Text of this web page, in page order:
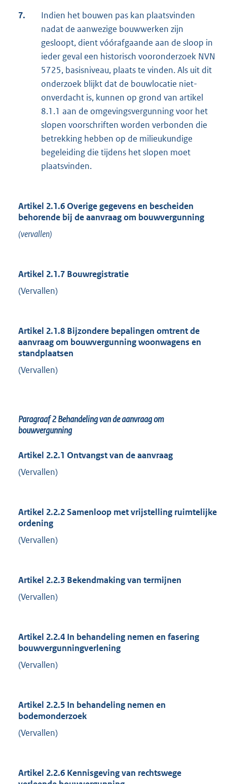
7.
Indien het bouwen pas kan plaatsvinden
nadat de aanwezige bouwwerken zijn
gesloopt, dient vóórafgaande aan de sloop in
ieder geval een historisch vooronderzoek NVN
5725, basisniveau, plaats te vinden. Als uit dit
onderzoek blijkt dat de bouwlocatie niet-
onverdacht is, kunnen op grond van artikel
8.1.1 aan de omgevingsvergunning voor het
slopen voorschriften worden verbonden die
betrekking hebben op de milieukundige
begeleiding die tijdens het slopen moet
plaatsvinden.
Artikel 2.1.6 Overige gegevens en bescheiden
behorende bij de aanvraag om bouwvergunning
(vervallen)
Artikel 2.1.7 Bouwregistratie
(Vervallen)
Artikel 2.1.8 Bijzondere bepalingen omtrent de
aanvraag om bouwvergunning woonwagens en
standplaatsen
(Vervallen)
Paragraaf 2 Behandeling van de aanvraag om
bouwvergunning
Artikel 2.2.1 Ontvangst van de aanvraag
(Vervallen)
Artikel 2.2.2 Samenloop met vrijstelling ruimtelijke
ordening
(Vervallen)
Artikel 2.2.3 Bekendmaking van termijnen
(Vervallen)
Artikel 2.2.4 In behandeling nemen en fasering
bouwvergunningverlening
(Vervallen)
Artikel 2.2.5 In behandeling nemen en
bodemonderzoek
(Vervallen)
Artikel 2.2.6 Kennisgeving van rechtswege